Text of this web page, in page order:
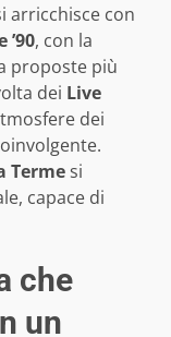
arricchisce con
’90, con la
proposte più
dei Live
dei
Termesi
capace di
che
un